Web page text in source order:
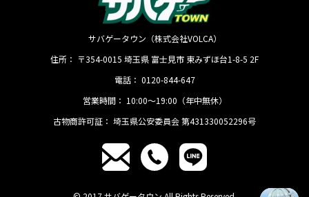
サバゲータウン（株式会社VOLCA）
住所： 〒354-0015 埼玉県 富士見市 東みずほ台1-8-5 2F
電話： 0120-844-647
営業時間： 10:00〜19:00（年中無休）
古物商許可証： 埼玉県公安委員会 第431330052296号